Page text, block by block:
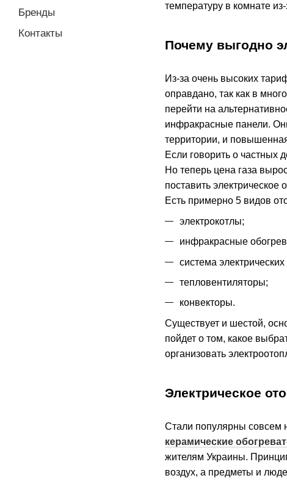
температуру в комнате
Почему выгодно
Из-за очень высоких
оправдано, так как в
перейти на
инфракрасные панели.
территории, и
Если говорить о частных
Но теперь цена газа
поставить
Есть примерно 5 видов
электрокотлы;
инфракрасные
система
тепловентиляторы;
конвекторы.
Существует и шестой,
пойдет о том, какое
организовать
Электрическое
Стали популярны совсем
керамические
жителям Украины.
воздух, а предметы и
Бренды
Контакты